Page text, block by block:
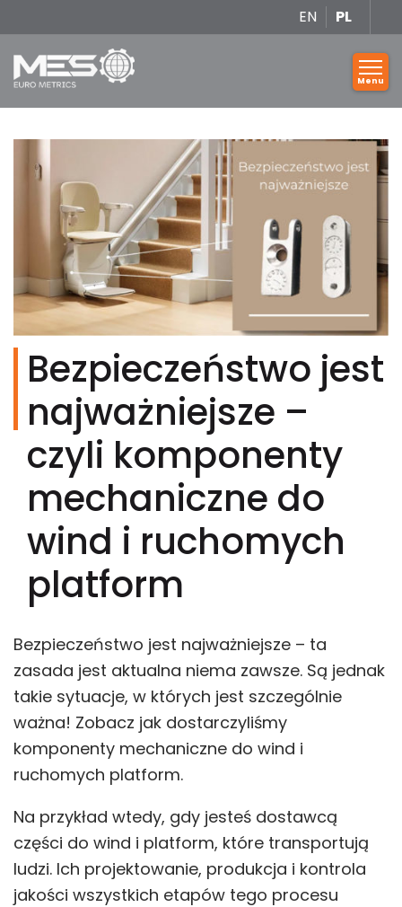
EN PL
Bezpieczeństwo jest
najważniejsze –
czyli komponenty
mechaniczne do
wind i ruchomych
platform
Bezpieczeństwo jest najważniejsze – ta
zasada jest aktualna niema zawsze. Są jednak
takie sytuacje, w których jest szczególnie
ważna! Zobacz jak dostarczyliśmy
komponenty mechaniczne do wind i
ruchomych platform.
Na przykład wtedy, gdy jesteś dostawcą
części do wind i platform, które transportują
ludzi. Ich projektowanie, produkcja i kontrola
jakości wszystkich etapów tego procesu